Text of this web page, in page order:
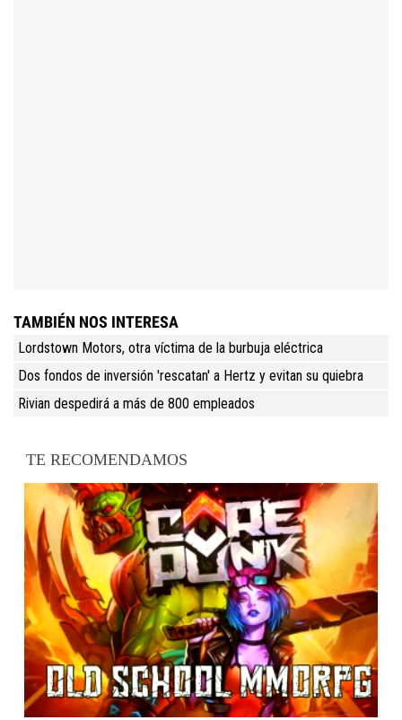
TAMBIÉN NOS INTERESA
Lordstown Motors, otra víctima de la burbuja eléctrica
Dos fondos de inversión 'rescatan' a Hertz y evitan su quiebra
Rivian despedirá a más de 800 empleados
TE RECOMENDAMOS